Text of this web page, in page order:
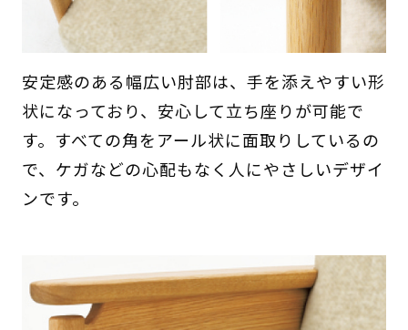
安定感のある幅広い肘部は、手を添えやすい形
状になっており、安心して立ち座りが可能で
す。すべての角をアール状に面取りしているの
で、ケガなどの心配もなく人にやさしいデザイ
ンです。